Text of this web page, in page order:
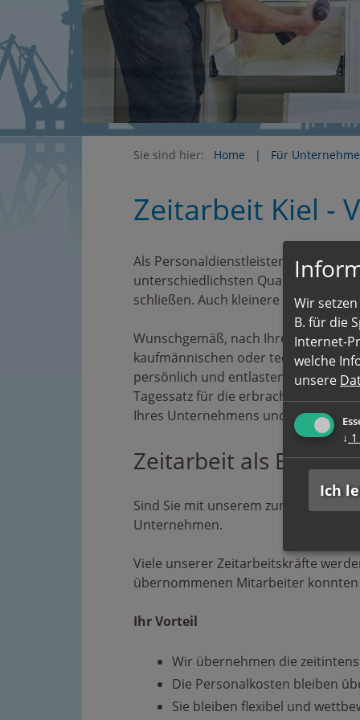
Sie sind hier: Home Für
Zeitarbeit Kiel -
Als Personaldienstleister in Kiel im
unterschiedlichsten Qualifikationen
schließen. Auch kleinere
Wunschgemäß, nach Ihren
kaufmännischen oder technischen
persönlich und entlasten Sie bei der
Tagessatz für die erbrachten
Ihres Unternehmens und
Zeitarbeit als
Sind Sie mit unserem zur
Unternehmen.
Viele unserer Zeitarbeitskräfte
übernommenen Mitarbeiter
Ihr Vorteil
Wir übernehmen die
Die Personalkosten bleiben
Sie bleiben flexibel und
Wir
B. für die
Internet-
welche
unsere
↓ 1
Ich